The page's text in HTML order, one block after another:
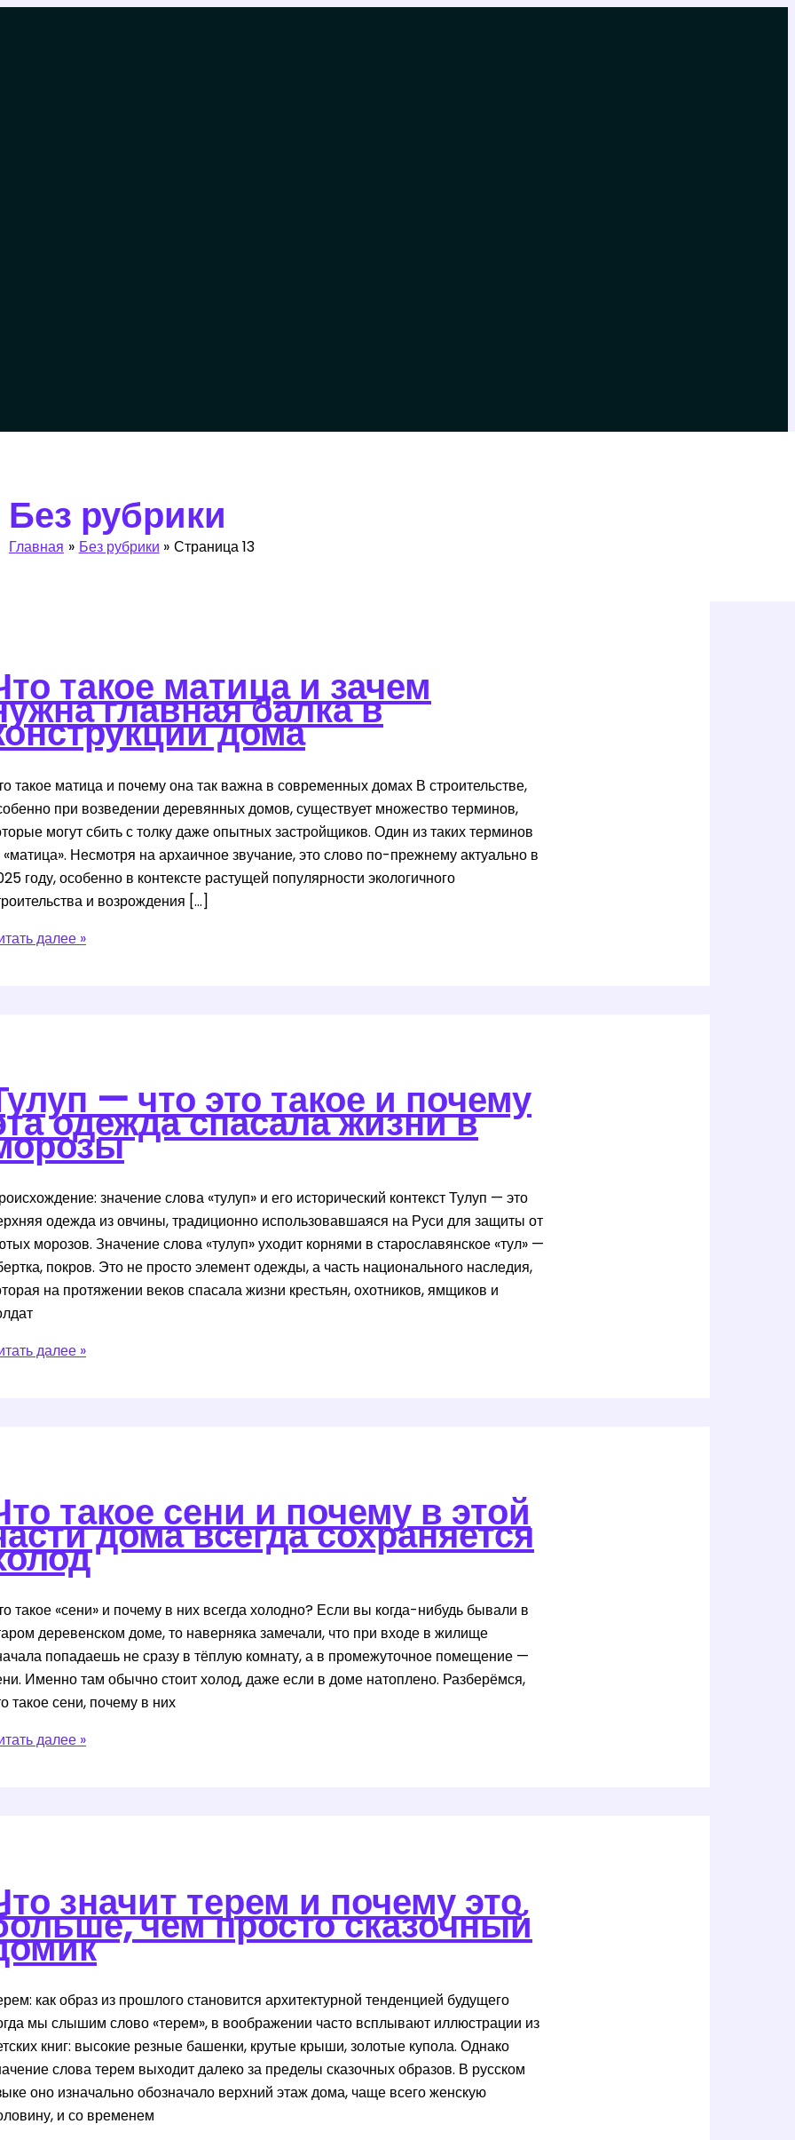
Без рубрики
Главная Без рубрики Страница 13
такое матица и зачем
главная балка в
дома
такое матица и почему она так важна в современных домах В строительстве,
при возведении деревянных домов, существует множество терминов,
могут сбить с толку даже опытных застройщиков. Один из таких терминов
Несмотря на архаичное звучание, это слово по-прежнему актуально в
году, особенно в контексте растущей популярности экологичного
и возрождения […]
далее »
— что это такое и почему
одежда спасала жизни в
значение слова «тулуп» и его исторический контекст Тулуп — это
одежда из овчины, традиционно использовавшаяся на Руси для защиты от
морозов. Значение слова «тулуп» уходит корнями в старославянское «тул» —
покров. Это не просто элемент одежды, а часть национального наследия,
на протяжении веков спасала жизни крестьян, охотников, ямщиков и
далее »
такое сени и почему в этой
дома всегда сохраняется
такое «сени» и почему в них всегда холодно? Если вы когда-нибудь бывали в
деревенском доме, то наверняка замечали, что при входе в жилище
попадаешь не сразу в тёплую комнату, а в промежуточное помещение —
Именно там обычно стоит холод, даже если в доме натоплено. Разберёмся,
такое сени, почему в них
далее »
значит терем и почему это
чем просто сказочный
как образ из прошлого становится архитектурной тенденцией будущего
мы слышим слово «терем», в воображении часто всплывают иллюстрации из
книг: высокие резные башенки, крутые крыши, золотые купола. Однако
слова терем выходит далеко за пределы сказочных образов. В русском
оно изначально обозначало верхний этаж дома, чаще всего женскую
и со временем